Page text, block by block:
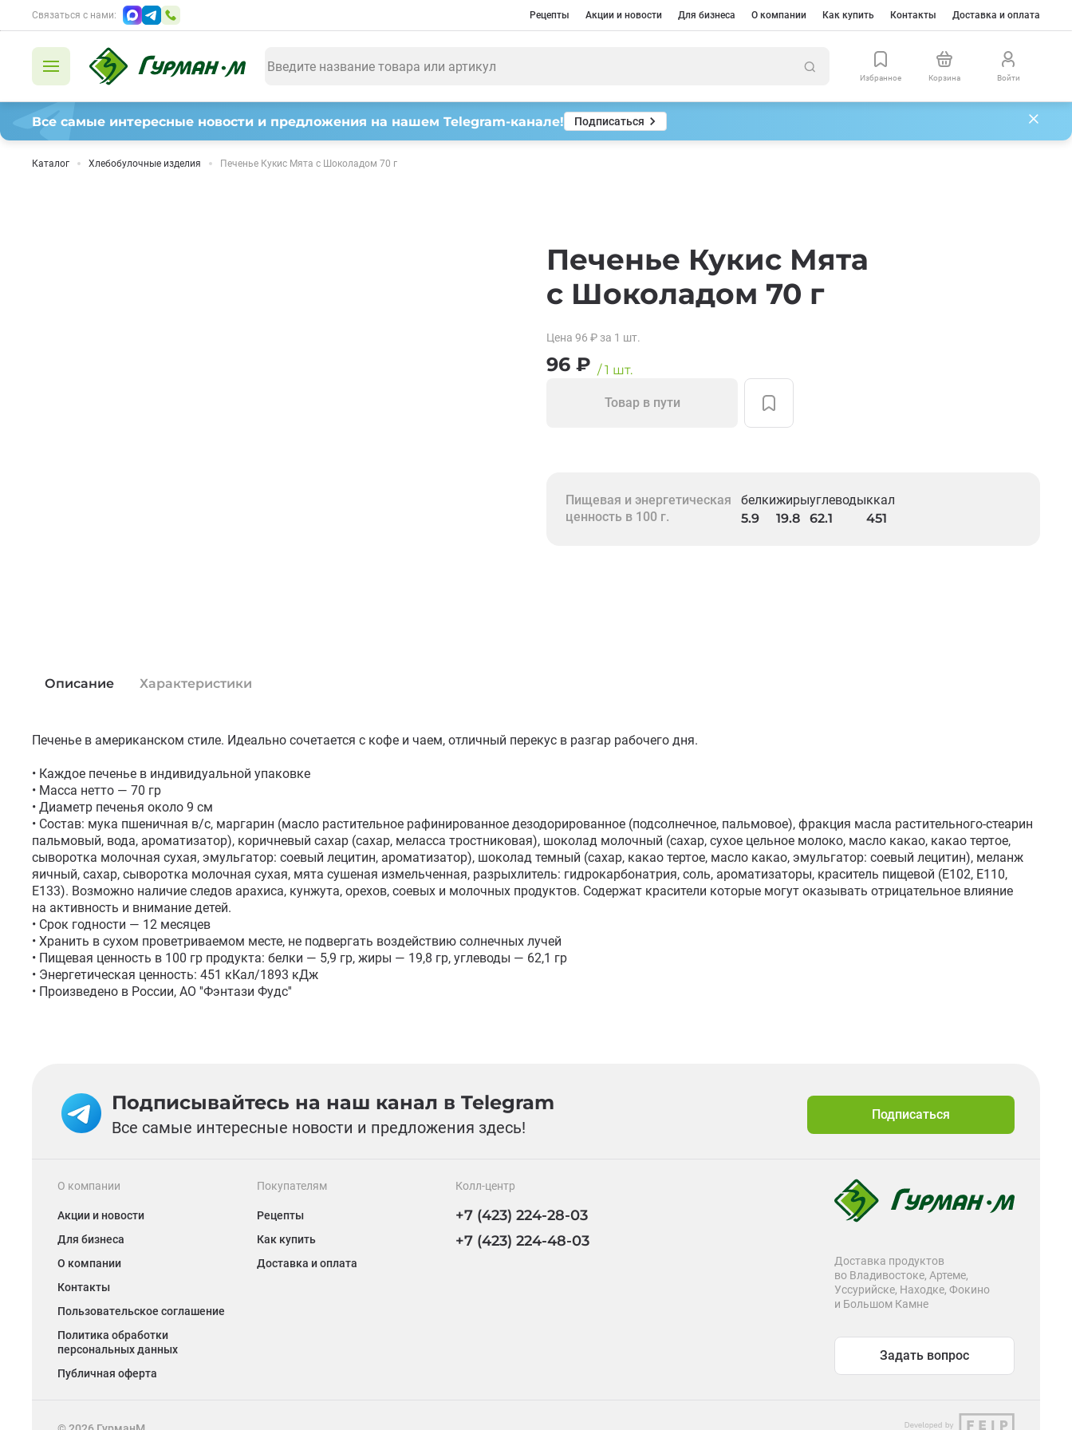
Связаться с нами: Рецепты Акции и новости Для бизнеса О компании Как купить Контакты Доставка и оплата
Избранное Корзина Войти
Все самые интересные новости и предложения на нашем Telegram-канале! Подписаться
Каталог Хлебобулочные изделия Печенье Кукис Мята с Шоколадом 70 г
Печенье Кукис Мята
с Шоколадом 70 г
Цена 96 ₽ за 1 шт.
96 ₽ /1 шт.
Товар в пути
Пищевая и энергетическая
ценность в 100 г.
белки
5.9
жиры
19.8
углеводы
62.1
ккал
451
Описание Характеристики
Печенье в американском стиле. Идеально сочетается с кофе и чаем, отличный перекус в разгар рабочего дня.
• Каждое печенье в индивидуальной упаковке
• Масса нетто — 70 гр
• Диаметр печенья около 9 см
• Состав: мука пшеничная в/с, маргарин (масло растительное рафинированное дезодорированное (подсолнечное, пальмовое), фракция масла растительного-стеарин
пальмовый, вода, ароматизатор), коричневый сахар (сахар, меласса тростниковая), шоколад молочный (сахар, сухое цельное молоко, масло какао, какао тертое,
сыворотка молочная сухая, эмульгатор: соевый лецитин, ароматизатор), шоколад темный (сахар, какао тертое, масло какао, эмульгатор: соевый лецитин), меланж
яичный, сахар, сыворотка молочная сухая, мята сушеная измельченная, разрыхлитель: гидрокарбонатрия, соль, ароматизаторы, краситель пищевой (Е102, Е110,
Е133). Возможно наличие следов арахиса, кунжута, орехов, соевых и молочных продуктов. Содержат красители которые могут оказывать отрицательное влияние
на активность и внимание детей.
• Срок годности — 12 месяцев
• Хранить в сухом проветриваемом месте, не подвергать воздействию солнечных лучей
• Пищевая ценность в 100 гр продукта: белки — 5,9 гр, жиры — 19,8 гр, углеводы — 62,1 гр
• Энергетическая ценность: 451 кКал/1893 кДж
• Произведено в России, АО ''Фэнтази Фудс''
Подписывайтесь на наш канал в Telegram
Все самые интересные новости и предложения здесь!
Подписаться
О компании
Акции и новости
Для бизнеса
О компании
Контакты
Пользовательское соглашение
Политика обработки
персональных данных
Публичная оферта
Покупателям
Рецепты
Как купить
Доставка и оплата
Колл-центр
+7 (423) 224-28-03
+7 (423) 224-48-03
Доставка продуктов
во Владивостоке, Артеме,
Уссурийске, Находке, Фокино
и Большом Камне
Задать вопрос